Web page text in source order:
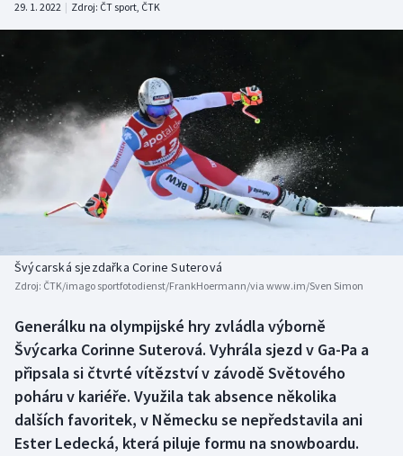
Atletika
DALŠÍ SPORTY
Americký fotbal
Baseball a softbal
Basketbal
Biatlon
Box
Curling
Dostihy
NEPŘEHLÉDNĚTE
Historické návraty
Aplikace ČT sport
29. 1. 2022 | Zdroj: ČT sport, ČTK
Švýcarská sjezdařka Corine Suterová
Zdroj: ČTK/imago sportfotodienst/FrankHoermann/via www.im/Sven Simon
Generálku na olympijské hry zvládla výborně
Švýcarka Corinne Suterová. Vyhrála sjezd v Ga-Pa a
připsala si čtvrté vítězství v závodě Světového
poháru v kariéře. Využila tak absence několika
dalších favoritek, v Německu se nepředstavila ani
Ester Ledecká, která piluje formu na snowboardu.